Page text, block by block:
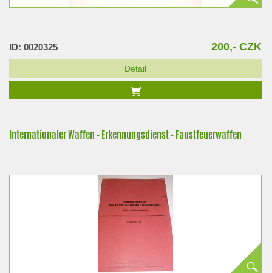
ID: 0020325 200,- CZK
Detail
Internationaler Waffen - Erkennungsdienst - Faustfeuerwaffen